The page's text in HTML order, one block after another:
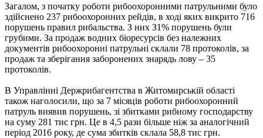
Загалом, з початку роботи рибоохоронними патрульними було
здійснено 237 рибоохоронних рейдів, в ході яких викрито 716
порушень правил рибальства. З них З1% порушень були
грубими. За продаж водних біоресурсів без належних
документів рибоохоронні патрульні склали 78 протоколів, за
продаж та зберігання заборонених знарядь лову – 35
протоколів.
В Управлінні Держрибагентства в Житомирській області
також наголосили, що за 7 місяців роботи рибоохоронний
патруль виявив порушень, зі збитками рибному господарству
на суму 281 тис грн. Це в 4,5 рази більше ніж за аналогічний
період 2016 року, де сума збитків склала 58,8 тис грн.